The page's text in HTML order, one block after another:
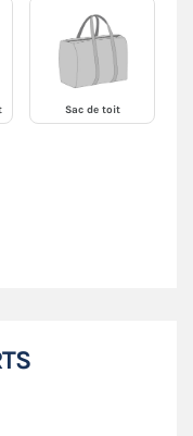
Sac de toit